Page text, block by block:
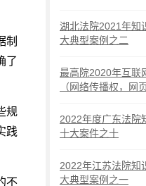
制
了
规
践
不
湖北法院2021年知
大典型案例之二
最高院2020年互联
（网络传播权，网
2022年度广东法院
十大案件之十
2022年江苏法院知
大典型案例之一